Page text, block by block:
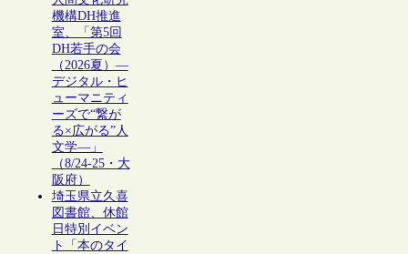
機構DH推進
室、「第5回
DH若手の会
（2026夏）―
デジタル・ヒ
ューマニティ
ーズで“繋が
る×広がる”人
文学―」
（8/24-25・大
阪府）
埼玉県立久喜
図書館、休館
日特別イベン
ト「本のタイ